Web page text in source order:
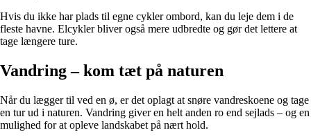
Hvis du ikke har plads til egne cykler ombord, kan du leje dem i de
fleste havne. Elcykler bliver også mere udbredte og gør det lettere at
tage længere ture.
Vandring – kom tæt på naturen
Når du lægger til ved en ø, er det oplagt at snøre vandreskoene og tage
en tur ud i naturen. Vandring giver en helt anden ro end sejlads – og en
mulighed for at opleve landskabet på nært hold.